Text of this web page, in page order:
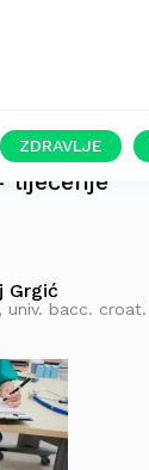
ZDRAVLJE
liječenje
Grgić
univ. bacc. croat.